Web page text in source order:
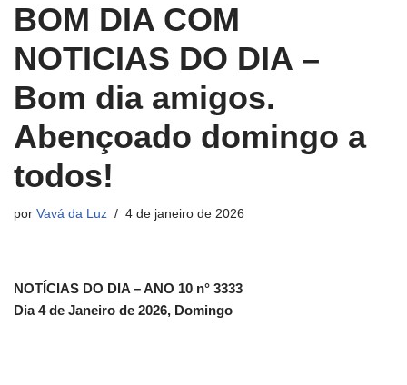
BOM DIA COM
NOTICIAS DO DIA –
Bom dia amigos.
Abençoado domingo a
todos!
por Vavá da Luz 4 de janeiro de 2026
NOTÍCIAS DO DIA – ANO 10 n° 3333
Dia 4 de Janeiro de 2026, Domingo